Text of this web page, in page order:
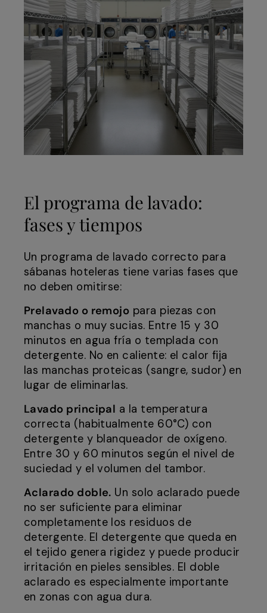
El programa de lavado:
fases y tiempos
Un programa de lavado correcto para
sábanas hoteleras tiene varias fases que
no deben omitirse:
Prelavado o remojo para piezas con
manchas o muy sucias. Entre 15 y 30
minutos en agua fría o templada con
detergente. No en caliente: el calor fija
las manchas proteicas (sangre, sudor) en
lugar de eliminarlas.
Lavado principal a la temperatura
correcta (habitualmente 60°C) con
detergente y blanqueador de oxígeno.
Entre 30 y 60 minutos según el nivel de
suciedad y el volumen del tambor.
Aclarado doble. Un solo aclarado puede
no ser suficiente para eliminar
completamente los residuos de
detergente. El detergente que queda en
el tejido genera rigidez y puede producir
irritación en pieles sensibles. El doble
aclarado es especialmente importante
en zonas con agua dura.